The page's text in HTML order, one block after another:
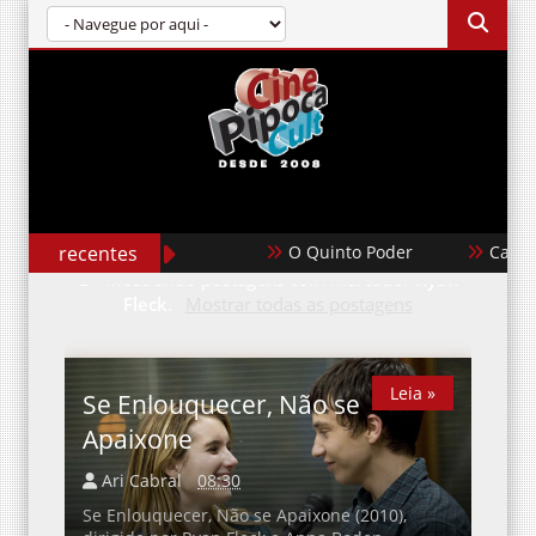
recentes O Quinto Poder
Mostrando postagens com marcadorRyan
Se Enlouquecer, Não se
Apaixone
Ari Cabral
08:30
Se Enlouquecer, Não se Apaixone (2010),
Leia »
Leia »